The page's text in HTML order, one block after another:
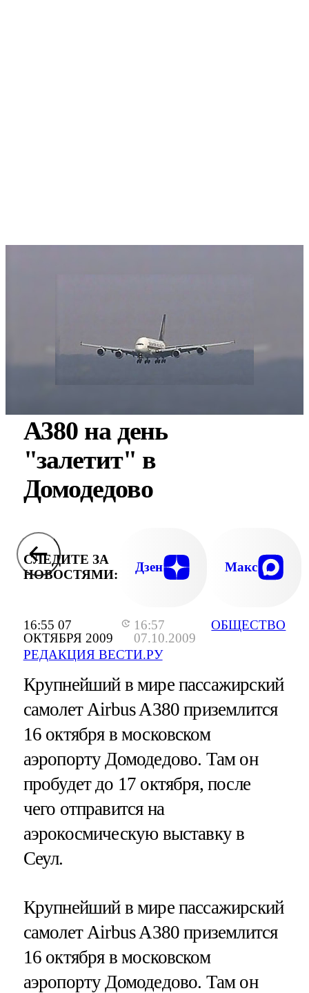
16:55 07
ОКТЯБРЯ 2009
16:57
07.10.2009
РЕДАКЦИЯ ВЕСТИ.РУ
ОБЩЕСТВО
А380 на день
"залетит" в
Домодедово
СЛЕДИТЕ ЗА
НОВОСТЯМИ:
Дзен Макс
Крупнейший в мире пассажирский
самолет Airbus A380 приземлится
16 октября в московском
аэропорту Домодедово. Там он
пробудет до 17 октября, после
чего отправится на
аэрокосмическую выставку в
Сеул.
Крупнейший в мире пассажирский
самолет Airbus A380 приземлится
16 октября в московском
аэропорту Домодедово. Там он